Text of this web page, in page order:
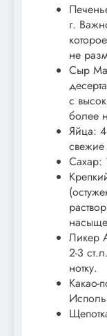
г.
не
Сыр
с
более
Яйца:
свежие
Сахар:
Ликер
2-3
нотку.
Какао-